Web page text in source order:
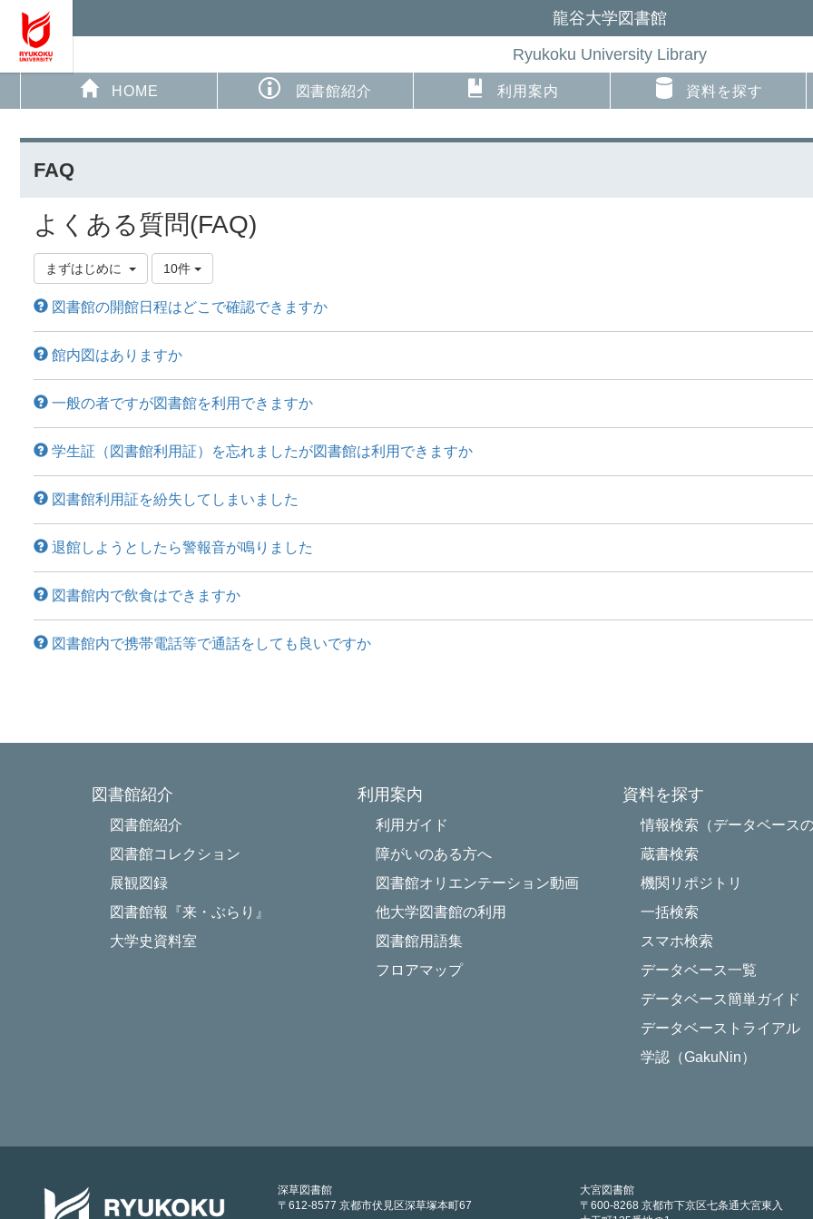
龍谷大学図書館
Ryukoku University Library
HOME 図書館紹介 利用案内 資料を探す
FAQ
よくある質問(FAQ)
まずはじめに 10件
図書館の開館日程はどこで確認できますか
館内図はありますか
一般の者ですが図書館を利用できますか
学生証（図書館利用証）を忘れましたが図書館は利用できますか
図書館利用証を紛失してしまいました
退館しようとしたら警報音が鳴りました
図書館内で飲食はできますか
図書館内で携帯電話等で通話をしても良いですか
図書館紹介
図書館紹介
図書館コレクション
展観図録
図書館報『来・ぶらり』
大学史資料室
利用案内
利用ガイド
障がいのある方へ
図書館オリエンテーション動画
他大学図書館の利用
図書館用語集
フロアマップ
資料を探す
情報検索（データベースの
蔵書検索
機関リポジトリ
一括検索
スマホ検索
データベース一覧
データベース簡単ガイド
データベーストライアル
学認（GakuNin）
深草図書館
〒612-8577 京都市伏見区深草塚本町67
大宮図書館
〒600-8268 京都市下京区七条通大宮東入
Powered by NetCommons